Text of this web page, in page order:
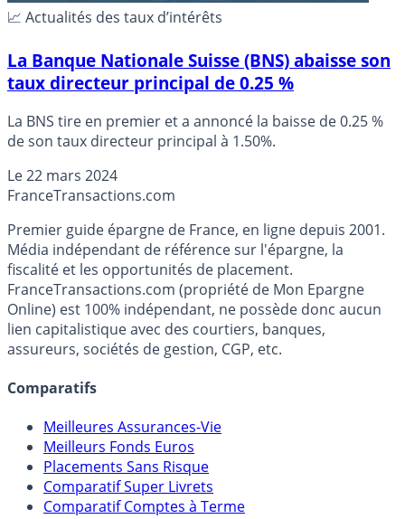
📈 Actualités des taux d’intérêts
La Banque Nationale Suisse (BNS) abaisse son
taux directeur principal de 0.25 %
La BNS tire en premier et a annoncé la baisse de 0.25 %
de son taux directeur principal à 1.50%.
Le22 mars 2024
FranceTransactions.com
Premier guide épargne de France, en ligne depuis 2001.
Média indépendant de référence sur l'épargne, la
fiscalité et les opportunités de placement.
FranceTransactions.com (propriété de Mon Epargne
Online) est 100% indépendant, ne possède donc aucun
lien capitalistique avec des courtiers, banques,
assureurs, sociétés de gestion, CGP, etc.
Comparatifs
Meilleures Assurances-Vie
Meilleurs Fonds Euros
Placements Sans Risque
Comparatif Super Livrets
Comparatif Comptes à Terme